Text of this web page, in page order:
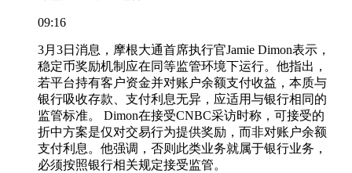
09:16
3月3日消息，摩根大通首席执行官Jamie Dimon表示，
稳定币奖励机制应在同等监管环境下运行。他指出，
若平台持有客户资金并对账户余额支付收益，本质与
银行吸收存款、支付利息无异，应适用与银行相同的
监管标准。 Dimon在接受CNBC采访时称，可接受的
折中方案是仅对交易行为提供奖励，而非对账户余额
支付利息。他强调，否则此类业务就属于银行业务，
必须按照银行相关规定接受监管。